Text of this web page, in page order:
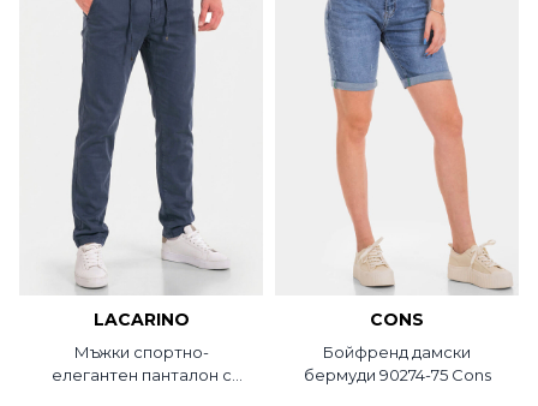
LACARINO
Мъжки спортно-
елегантен панталон с
CONS
Бойфренд дамски
бермуди 90274-75 Cons